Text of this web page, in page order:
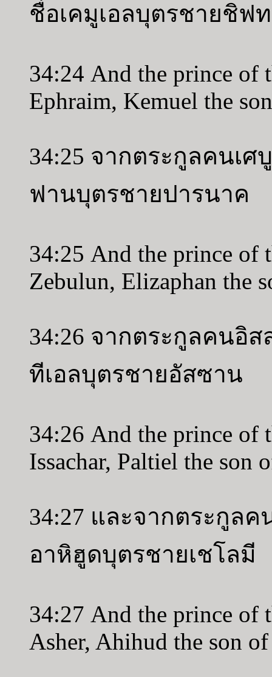
ชื่อเคมูเอลบุตรชายชิฟ
34:24 And the prince of
Ephraim, Kemuel the
34:25 จากตระกูลคนเ
ฟานบุตรชายปารนาค
34:25 And the prince of
Zebulun, Elizaphan the
34:26 จากตระกูลคนอิ
ทีเอลบุตรชายอัสซาน
34:26 And the prince of
Issachar, Paltiel the son
34:27 และจากตระกูล
อาหิฮูดบุตรชายเชโลมี
34:27 And the prince of
Asher, Ahihud the son